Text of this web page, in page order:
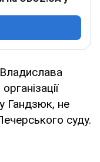
Гандзюк, не
суду.